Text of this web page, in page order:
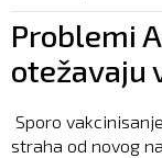
Problemi
otežavaju
Sporo
straha od novog